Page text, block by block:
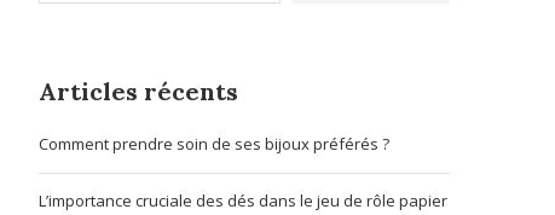
Articles récents
Comment prendre soin de ses bijoux préférés ?
L’importance cruciale des dés dans le jeu de rôle papier